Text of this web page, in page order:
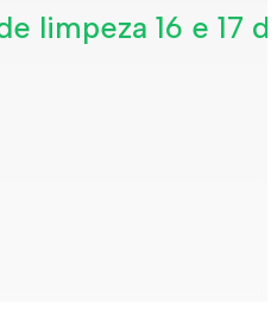
limpeza 16 e 17